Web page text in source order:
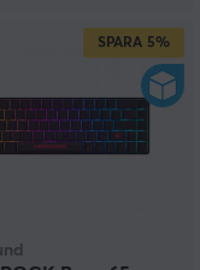
SPARA 5%